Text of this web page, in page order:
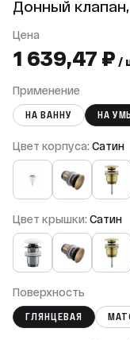
Цена
1 639,47 ₽ /
Применение
НА ВАННУ НА
Цвет корпуса: Сатин
Цвет крышки: Сатин
Поверхность
ГЛЯНЦЕВАЯ